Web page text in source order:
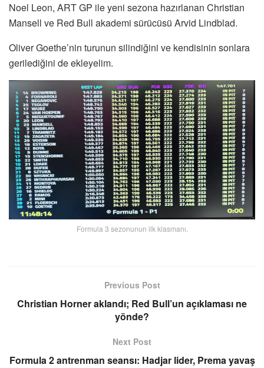
Noel Leon, ART GP ile yeni sezona hazırlanan Christian
Mansell ve Red Bull akademi sürücüsü Arvid Lindblad.
Oliver Goethe’nin turunun silindiğini ve kendisinin sonlara
gerilediğini de ekleyelim.
Formula 3 sezonunun ilk klasmanı.
Previous Post
Christian Horner aklandı; Red Bull’un açıklaması ne
yönde?
Next Post
Formula 2 antrenman seansı: Hadjar lider, Prema yavaş